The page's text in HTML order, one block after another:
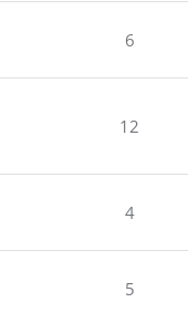
6
12
4
5